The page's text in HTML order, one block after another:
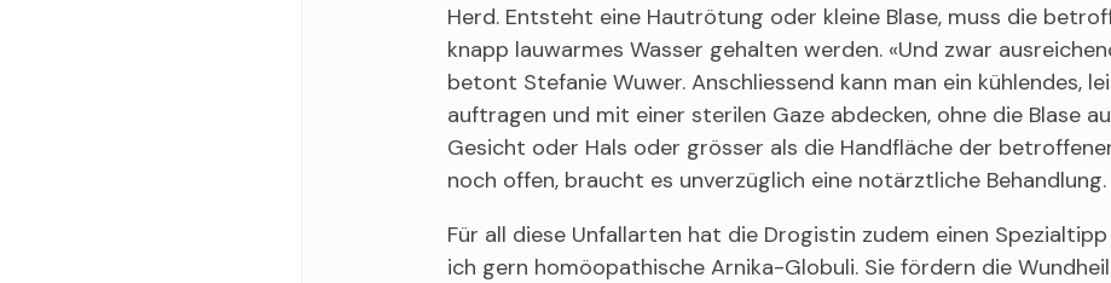
Herd. Entsteht eine Hautrötung oder kleine Blase, muss die
knapp lauwarmes Wasser gehalten werden. «Und zwar
betont Stefanie Wuwer. Anschliessend kann man ein kühlendes,
auftragen und mit einer sterilen Gaze abdecken, ohne die Blase
Gesicht oder Hals oder grösser als die Handfläche der
noch offen, braucht es unverzüglich eine notärztliche Behandlung.
Für all diese Unfallarten hat die Drogistin zudem einen
ich gern homöopathische Arnika-Globuli. Sie fördern die